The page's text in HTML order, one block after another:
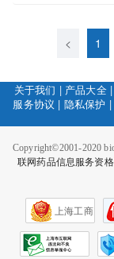
< 1
关于我们 | 产品大全
服务协议 | 隐私保护
Copyright©2001-2020
联网药品信息服务资
上海工商